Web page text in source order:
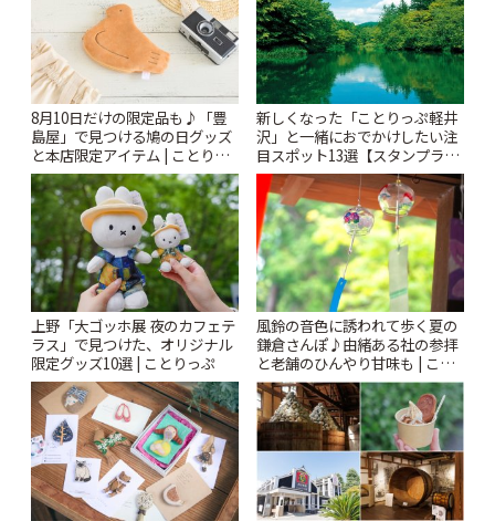
8月10日だけの限定品も♪「豊
島屋」で見つける鳩の日グッズ
と本店限定アイテム | ことりっ
ぷ
新しくなった「ことりっぷ軽井
沢」と一緒におでかけしたい注
目スポット13選【スタンプラリ
ー開催中】 | ことりっぷ
上野「大ゴッホ展 夜のカフェテ
ラス」で見つけた、オリジナル
限定グッズ10選 | ことりっぷ
風鈴の音色に誘われて歩く夏の
鎌倉さんぽ♪由緒ある社の参拝
と老舗のひんやり甘味も | こと
りっぷ